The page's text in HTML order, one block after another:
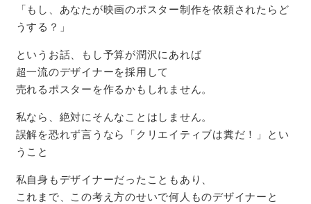
「もし、あなたが映画のポスター制作を依頼されたらど
うする？」
というお話、もし予算が潤沢にあれば
超一流のデザイナーを採用して
売れるポスターを作るかもしれません。
私なら、絶対にそんなことはしません。
誤解を恐れず言うなら「クリエイティブは糞だ！」とい
うこと
私自身もデザイナーだったこともあり、
これまで、この考え方のせいで何人ものデザイナーと